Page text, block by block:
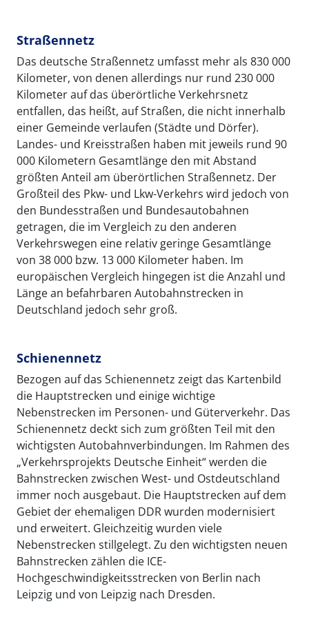
Straßennetz
Das deutsche Straßennetz umfasst mehr als 830 000
Kilometer, von denen allerdings nur rund 230 000
Kilometer auf das überörtliche Verkehrsnetz
entfallen, das heißt, auf Straßen, die nicht innerhalb
einer Gemeinde verlaufen (Städte und Dörfer).
Landes- und Kreisstraßen haben mit jeweils rund 90
000 Kilometern Gesamtlänge den mit Abstand
größten Anteil am überörtlichen Straßennetz. Der
Großteil des Pkw- und Lkw-Verkehrs wird jedoch von
den Bundesstraßen und Bundesautobahnen
getragen, die im Vergleich zu den anderen
Verkehrswegen eine relativ geringe Gesamtlänge
von 38 000 bzw. 13 000 Kilometer haben. Im
europäischen Vergleich hingegen ist die Anzahl und
Länge an befahrbaren Autobahnstrecken in
Deutschland jedoch sehr groß.
Schienennetz
Bezogen auf das Schienennetz zeigt das Kartenbild
die Hauptstrecken und einige wichtige
Nebenstrecken im Personen- und Güterverkehr. Das
Schienennetz deckt sich zum größten Teil mit den
wichtigsten Autobahnverbindungen. Im Rahmen des
„Verkehrsprojekts Deutsche Einheit“ werden die
Bahnstrecken zwischen West- und Ostdeutschland
immer noch ausgebaut. Die Hauptstrecken auf dem
Gebiet der ehemaligen DDR wurden modernisiert
und erweitert. Gleichzeitig wurden viele
Nebenstrecken stillgelegt. Zu den wichtigsten neuen
Bahnstrecken zählen die ICE-
Hochgeschwindigkeitsstrecken von Berlin nach
Leipzig und von Leipzig nach Dresden.